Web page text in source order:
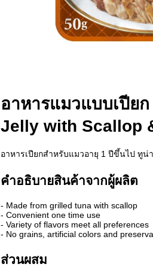
อาหารแมวแบบเปีย
Jelly with Scallop
อาหารเปียกสำหรับแมวอายุ 1 ปีขึ้นไป ทู
คำอธิบายสินค้าจากผู้ผลิต
- Made from grilled tuna with scallop
- Convenient one time use
- Variety of flavors meet all preferences
- No grains, artificial colors and
ส่วนผสม